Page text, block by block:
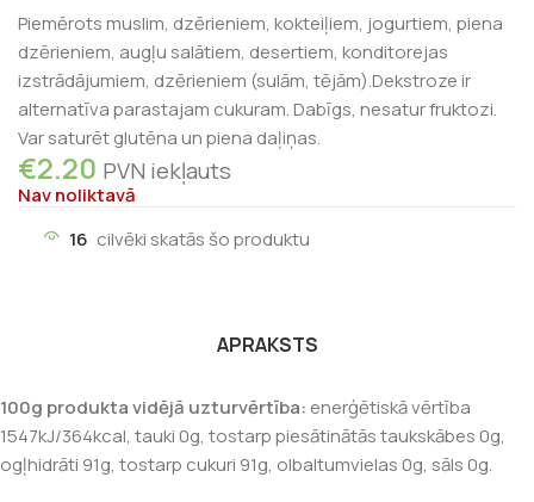
Piemērots muslim, dzērieniem, kokteiļiem, jogurtiem, piena
dzērieniem, augļu salātiem, desertiem, konditorejas
izstrādājumiem, dzērieniem (sulām, tējām).Dekstroze ir
alternatīva parastajam cukuram. Dabīgs, nesatur fruktozi.
Var saturēt glutēna un piena daļiņas.
€2.20 PVN iekļauts
Nav noliktavā
16 cilvēki skatās šo produktu
APRAKSTS
100g produkta vidējā uzturvērtība: enerģētiskā vērtība
1547kJ/364kcal, tauki 0g, tostarp piesātinātās taukskābes 0g,
ogļhidrāti 91g, tostarp cukuri 91g, olbaltumvielas 0g, sāls 0g.